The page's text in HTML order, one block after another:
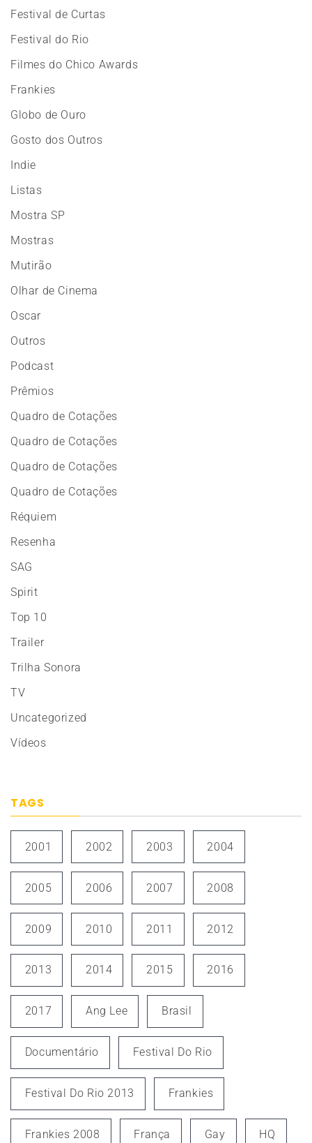
Festival de Curtas
Festival do Rio
Filmes do Chico Awards
Frankies
Globo de Ouro
Gosto dos Outros
Indie
Listas
Mostra SP
Mostras
Mutirão
Olhar de Cinema
Oscar
Outros
Podcast
Prêmios
Quadro de Cotações
Quadro de Cotações
Quadro de Cotações
Quadro de Cotações
Réquiem
Resenha
SAG
Spirit
Top 10
Trailer
Trilha Sonora
TV
Uncategorized
Vídeos
TAGS
2001 2002 2003 2004
2005 2006 2007 2008
2009 2010 2011 2012
2013 2014 2015 2016
2017 Ang Lee Brasil
Documentário Festival Do Rio
Festival Do Rio 2013 Frankies
Frankies 2008 França Gay HQ